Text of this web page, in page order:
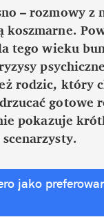
– rozmowy z
koszmarne.
tego wieku
rodzic, który
gotowe
pokazuje
jako